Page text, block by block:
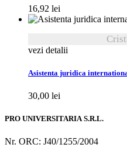
16,92 lei
vezi detalii
Asistenta juridica
30,00 lei
PRO UNIVERSITARIA S.R.L.
Nr. ORC: J40/1255/2004